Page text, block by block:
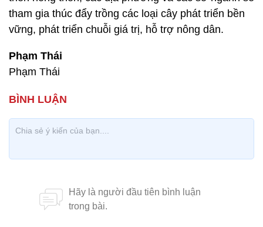
tham gia thúc đẩy trồng các loại cây phát triển bền
vững, phát triển chuỗi giá trị, hỗ trợ nông dân.
Phạm Thái
Phạm Thái